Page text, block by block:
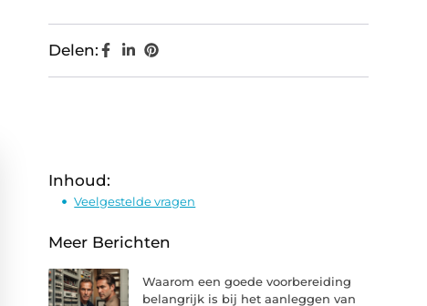
Delen:
Inhoud:
Veelgestelde vragen
Meer Berichten
Waarom een goede voorbereiding
belangrijk is bij het aanleggen van